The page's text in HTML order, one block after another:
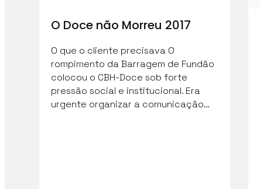
O Doce não Morreu 2017
O que o cliente precisava O
rompimento da Barragem de Fundão
colocou o CBH-Doce sob forte
pressão social e institucional. Era
urgente organizar a comunicação…